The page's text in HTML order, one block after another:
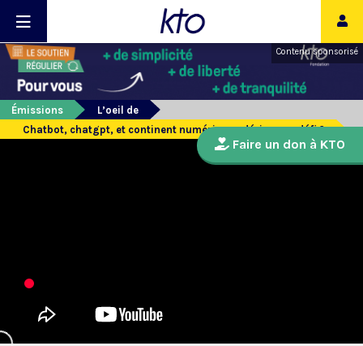
Contenu sponsorisé
Émissions
L’oeil de
Chatbot, chatgpt, et continent numérique : dérives ou défi ?
Faire un don à KTO